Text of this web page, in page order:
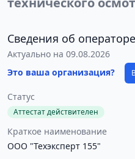
Сведения об
Актуально на 09.08.2026
Это ваша организация?
Статус
Аттестат действителен
Краткое наименование
ООО "Техэксперт 155"